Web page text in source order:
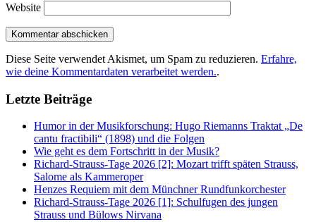
Website
Diese Seite verwendet Akismet, um Spam zu reduzieren. Erfahre,
wie deine Kommentardaten verarbeitet werden..
Letzte Beiträge
Humor in der Musikforschung: Hugo Riemanns Traktat „De
cantu fractibili“ (1898) und die Folgen
Wie geht es dem Fortschritt in der Musik?
Richard-Strauss-Tage 2026 [2]: Mozart trifft späten Strauss,
Salome als Kammeroper
Henzes Requiem mit dem Münchner Rundfunkorchester
Richard-Strauss-Tage 2026 [1]: Schulfugen des jungen
Strauss und Bülows Nirvana